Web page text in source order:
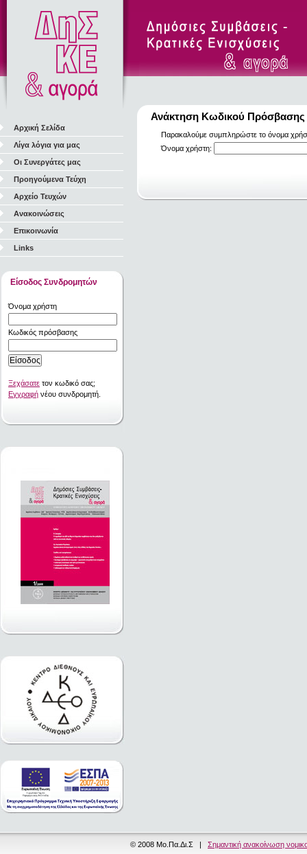
Αρχική Σελίδα
Λίγα λόγια για μας
Οι Συνεργάτες μας
Προηγούμενα Τεύχη
Αρχείο Τευχών
Ανακοινώσεις
Επικοινωνία
Links
Είσοδος Συνδρομητών
Όνομα χρήστη
Κωδικός πρόσβασης
Ξεχάσατε τον κωδικό σας;
Εγγραφή νέου συνδρομητή.
Ανάκτηση Κωδικού Πρόσβασης
Παρακαλούμε συμπληρώστε το όνομα
Όνομα χρήστη:
© 2008 Μο.Πα.Δι.Σ | Σημαντική ανακοίνωση